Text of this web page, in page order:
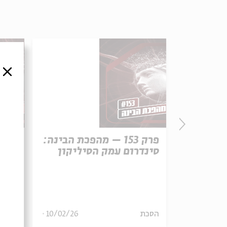
פרק 153 – מהפכת הבינה:
סינדרום עמק הסיליקון
הסכת 10/02/26
סגור